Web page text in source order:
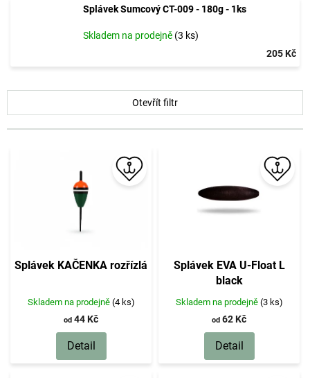
Splávek Sumcový CT-009 - 180g - 1ks
Skladem na prodejně (3 ks)
205 Kč
Otevřít filtr
ý
p
Splávek KAČENKA rozřízlá
Skladem na prodejně (4 ks)
od 44 Kč
Detail
Splávek EVA U-Float L
black
Skladem na prodejně (3 ks)
od 62 Kč
Detail